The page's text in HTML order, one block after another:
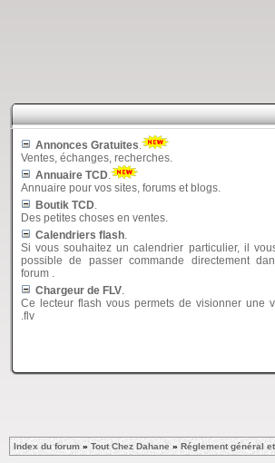
Annonces Gratuites.
Ventes, échanges, recherches.
Annuaire TCD.
Annuaire pour vos sites, forums et blogs.
Boutik TCD.
Des petites choses en ventes.
Calendriers flash.
Si vous souhaitez un calendrier particulier, il
possible de passer commande directement
forum .
Chargeur de FLV.
Ce lecteur flash vous permets de visionner une
.flv
Index du forum» Tout Chez Dahane» Réglement général